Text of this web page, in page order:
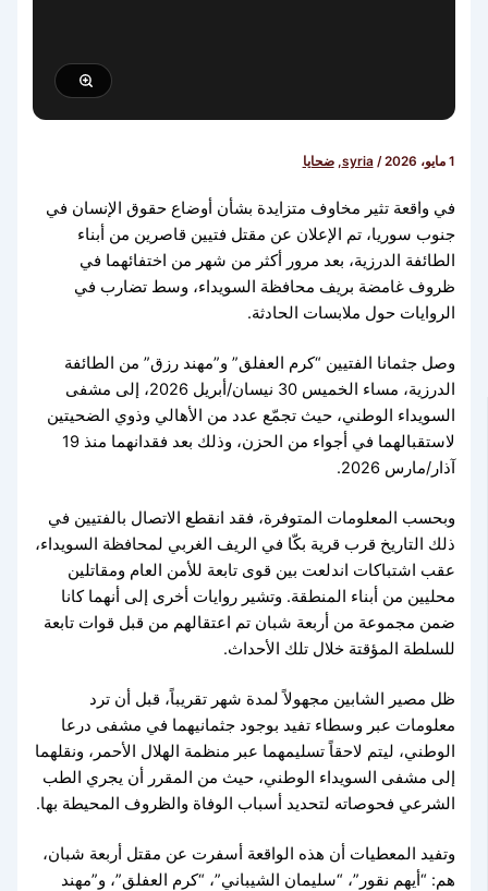
1 مايو، 2026 /
syria
,ضحايا
في واقعة تثير مخاوف متزايدة بشأن أوضاع حقوق الإنسان في
جنوب سوريا، تم الإعلان عن مقتل فتيين قاصرين من أبناء
الطائفة الدرزية، بعد مرور أكثر من شهر من اختفائهما في
ظروف غامضة بريف محافظة السويداء، وسط تضارب في
الروايات حول ملابسات الحادثة.
وصل جثمانا الفتيين “كرم العفلق” و”مهند رزق” من الطائفة
الدرزية، مساء الخميس 30 نيسان/أبريل 2026، إلى مشفى
السويداء الوطني، حيث تجمّع عدد من الأهالي وذوي الضحيتين
لاستقبالهما في أجواء من الحزن، وذلك بعد فقدانهما منذ 19
آذار/مارس 2026.
وبحسب المعلومات المتوفرة، فقد انقطع الاتصال بالفتيين في
ذلك التاريخ قرب قرية بكّا في الريف الغربي لمحافظة السويداء،
عقب اشتباكات اندلعت بين قوى تابعة للأمن العام ومقاتلين
محليين من أبناء المنطقة. وتشير روايات أخرى إلى أنهما كانا
ضمن مجموعة من أربعة شبان تم اعتقالهم من قبل قوات تابعة
للسلطة المؤقتة خلال تلك الأحداث.
ظل مصير الشابين مجهولاً لمدة شهر تقريباً، قبل أن ترد
معلومات عبر وسطاء تفيد بوجود جثمانيهما في مشفى درعا
الوطني، ليتم لاحقاً تسليمهما عبر منظمة الهلال الأحمر، ونقلهما
إلى مشفى السويداء الوطني، حيث من المقرر أن يجري الطب
الشرعي فحوصاته لتحديد أسباب الوفاة والظروف المحيطة بها.
وتفيد المعطيات أن هذه الواقعة أسفرت عن مقتل أربعة شبان،
هم: “أيهم نقور”، “سليمان الشيباني”، “كرم العفلق”، و”مهند